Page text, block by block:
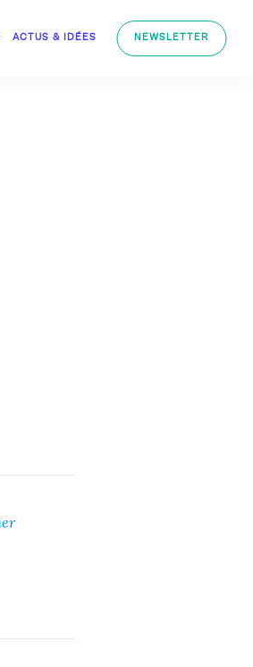
ACTUS & IDÉES NEWSLETTER